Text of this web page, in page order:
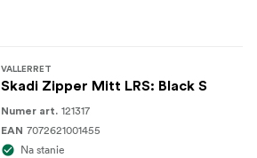
VALLERRET
Skadi Zipper Mitt LRS: Black S
Numer art. 121317
EAN 7072621001455
Na stanie